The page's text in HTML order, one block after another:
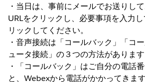
・当日は、事前にメールでお送りし
URLをクリックし、必要事項を入力
リックしてください。
・音声接続は「コールバック」「コ
ュータ接続」の３つの方法があります
・「コールバック」はご自分の電話
と、Webexから電話がかかってきます